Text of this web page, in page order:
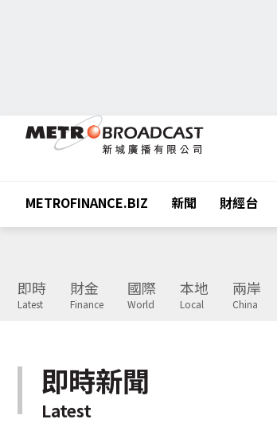
METROFINANCE.BIZ 新聞 財經台
即時
Latest
財金
Finance
國際
World
本地
Local
兩岸
China
即時新聞
Latest